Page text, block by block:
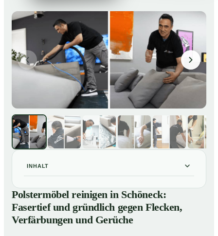
INHALT
Polstermöbel reinigen in Schöneck: Fasertief und
gründlich gegen Flecken, Verfärbungen und Gerüche
02So reinigen unsere Profis Polstermöbel in Schöneck
Polstermöbel reinigen in Schöneck:
Fasertief und gründlich gegen Flecken,
Verfärbungen und Gerüche